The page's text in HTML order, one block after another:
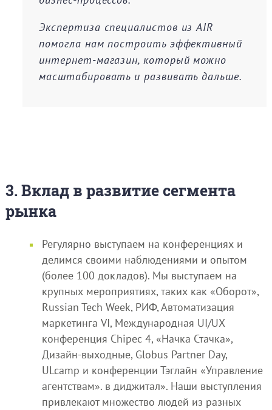
Экспертиза специалистов из AIR
помогла нам построить эффективный
интернет-магазин, который можно
масштабировать и развивать дальше.
3. Вклад в развитие сегмента
рынка
Регулярно выступаем на конференциях и
делимся своими наблюдениями и опытом
(более 100 докладов). Мы выступаем на
крупных мероприятиях, таких как «Оборот»,
Russian Tech Week, РИФ, Автоматизация
маркетинга VI, Международная UI/UX
конференция Chipec 4, «Начка Стачка»,
Дизайн-выходные, Globus Partner Day,
ULcamp и конференции Тэглайн «Управление
агентствам». в диджитал». Наши выступления
привлекают множество людей из разных